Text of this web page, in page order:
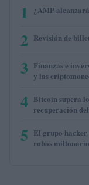
1 ¿AMP
2 Revisión de
3 Finanzas e
y las
4 Bitcoin supera
recuperación
5 El grupo
robos